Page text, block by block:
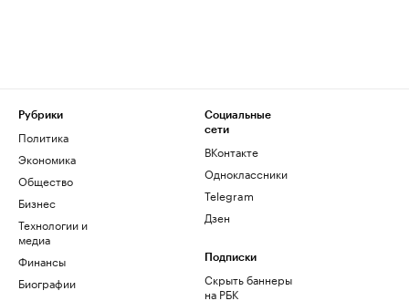
Рубрики
Политика
Экономика
Общество
Бизнес
Технологии и
медиа
Финансы
Биографии
Социальные
сети
ВКонтакте
Одноклассники
Telegram
Дзен
Подписки
Скрыть баннеры
на РБК